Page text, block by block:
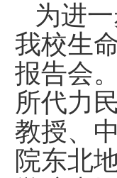
为进
我校生
报告会
所代力
教授、
院东北